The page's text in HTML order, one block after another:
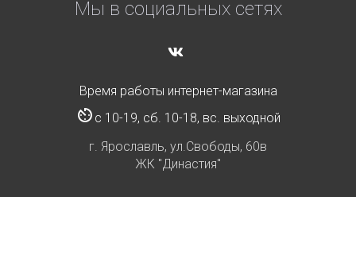
Мы в социальных сетях
Время работы интернет-магазина
с 10-19, сб. 10-18, вс. выходной
г. Ярославль, ул.Свободы, 60в
ЖК "Династия"